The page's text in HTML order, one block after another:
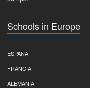
Schools in Europe
ESPAÑA
FRANCIA
ALEMANIA